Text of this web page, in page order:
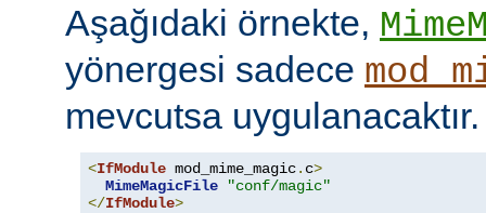
Aşağıdaki örnekte,
yönergesi sadece
mevcutsa uygulanacaktır.
<IfModule mod_mime_magic. c>
MimeMagicFile
"conf/magic"
</IfModule>